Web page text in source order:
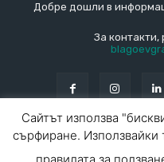
Добре дошли в
За контакти,
© Blagoevgrad.EU 2010 -
Сайтът използва
сърфиране. Използвайки